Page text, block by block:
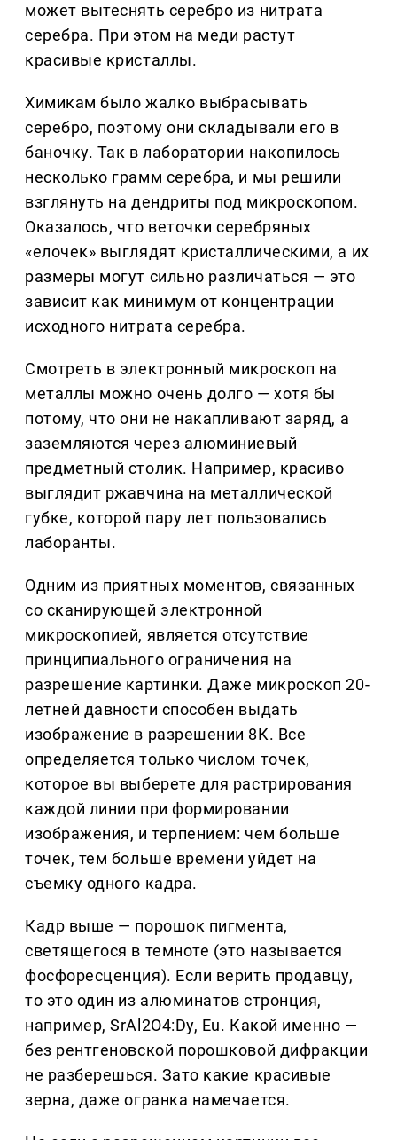
может вытеснять серебро из нитрата
серебра. При этом на меди растут
красивые кристаллы.
Химикам было жалко выбрасывать
серебро, поэтому они складывали его в
баночку. Так в лаборатории накопилось
несколько грамм серебра, и мы решили
взглянуть на дендриты под микроскопом.
Оказалось, что веточки серебряных
«елочек» выглядят кристаллическими, а их
размеры могут сильно различаться — это
зависит как минимум от концентрации
исходного нитрата серебра.
Смотреть в электронный микроскоп на
металлы можно очень долго — хотя бы
потому, что они не накапливают заряд, а
заземляются через алюминиевый
предметный столик. Например, красиво
выглядит ржавчина на металлической
губке, которой пару лет пользовались
лаборанты.
Одним из приятных моментов, связанных
со сканирующей электронной
микроскопией, является отсутствие
принципиального ограничения на
разрешение картинки. Даже микроскоп 20-
летней давности способен выдать
изображение в разрешении 8К. Все
определяется только числом точек,
которое вы выберете для растрирования
каждой линии при формировании
изображения, и терпением: чем больше
точек, тем больше времени уйдет на
съемку одного кадра.
Кадр выше — порошок пигмента,
светящегося в темноте (это называется
фосфоресценция). Если верить продавцу,
то это один из алюминатов стронция,
например, SrAl2O4:Dy, Eu. Какой именно —
без рентгеновской порошковой дифракции
не разберешься. Зато какие красивые
зерна, даже огранка намечается.